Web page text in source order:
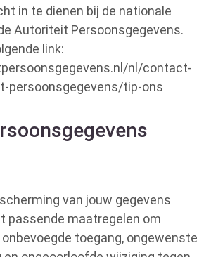
in te dienen bij de nationale
Autoriteit Persoonsgegevens.
link:
nl/contact-
persoonsgegevens/tip-ons
van jouw gegevens
passende maatregelen om
toegang, ongewenste